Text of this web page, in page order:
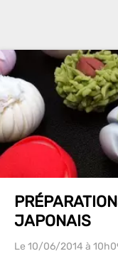
JAPONAIS
Le 10/06/2014 à